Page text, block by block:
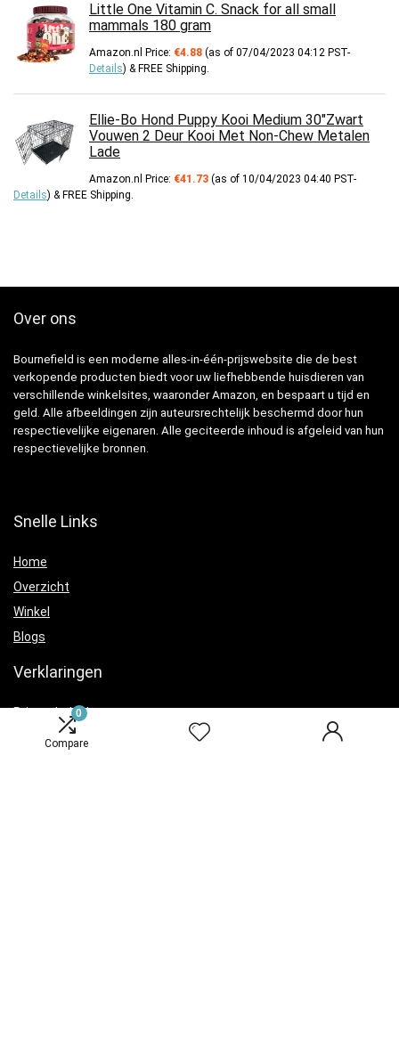
0
Compare
Little One Vitamin C. Snack for all small
mammals 180 gram
Amazon.nl Price: €4.88 (as of 07/04/2023 04:12 PST-
Details) & FREE Shipping.
Ellie-Bo Hond Puppy Kooi Medium 30"Zwart
Vouwen 2 Deur Kooi Met Non-Chew Metalen
Lade
Amazon.nl Price: €41.73 (as of 10/04/2023 04:40 PST-
Details) & FREE Shipping.
Over ons
Bournefield is een moderne alles-in-één-prijswebsite die de best
verkopende producten biedt voor uw liefhebbende huisdieren van
verschillende winkelsites, waaronder Amazon, en bespaart u tijd en
geld. Alle afbeeldingen zijn auteursrechtelijk beschermd door hun
respectievelijke eigenaren. Alle geciteerde inhoud is afgeleid van hun
respectievelijke bronnen.
Snelle Links
Home
Overzicht
Winkel
Blogs
Verklaringen
Privacybeleid
algemene voorwaarden